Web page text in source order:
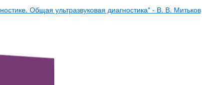
Общая ультразвуковая диагностика" - В. В. Митьков